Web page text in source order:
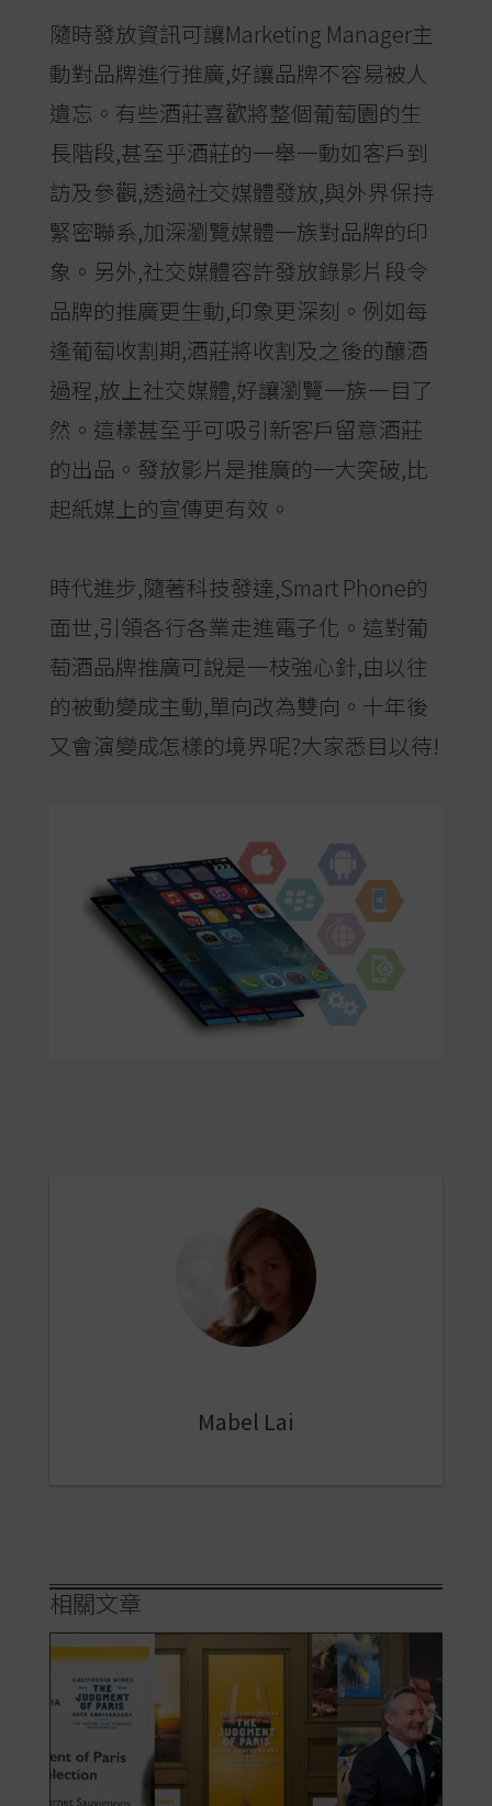
隨時發放資訊可讓Marketing Manager主
動對品牌進行推廣,好讓品牌不容易被人
遺忘。有些酒莊喜歡將整個葡萄園的生
長階段,甚至乎酒莊的一舉一動如客戶到
訪及參觀,透過社交媒體發放,與外界保持
緊密聯系,加深瀏覽媒體一族對品牌的印
象。另外,社交媒體容許發放錄影片段令
品牌的推廣更生動,印象更深刻。例如每
逢葡萄收割期,酒莊將收割及之後的釀酒
過程,放上社交媒體,好讓瀏覽一族一目了
然。這樣甚至乎可吸引新客戶留意酒莊
的出品。發放影片是推廣的一大突破,比
起紙媒上的宣傳更有效。
時代進步,隨著科技發達,Smart Phone的
面世,引領各行各業走進電子化。這對葡
萄酒品牌推廣可說是一枝強心針,由以往
的被動變成主動,單向改為雙向。十年後
又會演變成怎樣的境界呢?大家悉目以待!
Mabel Lai
相關文章